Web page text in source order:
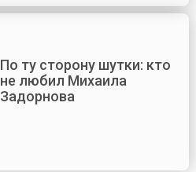
По ту сторону шутки: кто
не любил Михаила
Задорнова